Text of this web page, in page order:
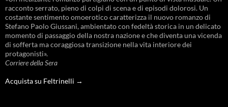
racconto serrato, pieno di colpi di scena e di episodi dolorosi. Un
costante sentimento omoerotico caratterizza il nuovo romanzo di
Stefano Paolo Giussani, ambientato con fedeltà storica in un delicato
momento di passaggio della nostra nazione e che diventa una vicenda
di sofferta ma coraggiosa transizione nella vita interiore dei
protagonisti».
Corriere della Sera
Acquista su Feltrinelli →